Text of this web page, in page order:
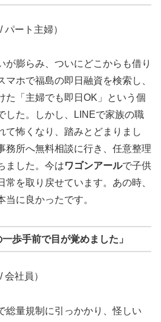
パート主婦）
が膨らみ、ついにどこからも借り
マホで福島の即日融資を検索し、
た「主婦でも即日OK」という個
した。しかし、LINEで家族の職
て怖くなり、踏みとどまりまし
務所へ無料相談に行き、任意整理
ました。今はワゴンアールで子供
を取り戻せています。あの時、
に良かったです。
歩手前で目が覚めました」
会社員）
総量規制に引っかかり、怪しい